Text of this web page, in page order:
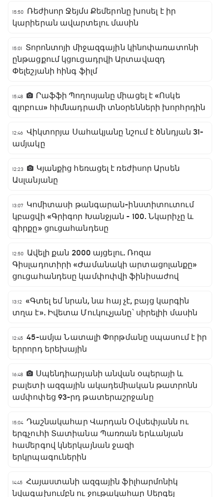
15:50
Ռեժիսոր Ջեյմս Քեմերոնը խոսել է իր
կարիերան ավարտելու մասին
15:01
Տորոնտոյի միջազգային կինոփառատոնի
ընթացքում կցուցադրվի Արտավազդ
Փելեշյանի հինգ ֆիլմ
15:48
Րաֆֆի Պողոսյանը միացել է «Ոսկե
գլոբուս» հիմնադրամի տնօրենների խորհրդին
12:46 Վիկտորյա Սահակյանը նշում է ծննդյան 31-
ամյակը
12:23
Կյանքից հեռացել է ռեժիսոր Արսեն
Ասլանյանը
13:07
Կոմիտասի թանգարան-ինստիտուտում
կբացվի «Գրիգոր Խանջյան - 100. Նկարիչը և
գիրքը» ցուցահանդեսը
12:50
Ավելի քան 2000 այցելու. Ռոզա
Գիսլադոտիրի «Ժամանակի արտացոլանքը»
ցուցահանդեսը կամփոփվի ֆինիսաժով
13:12
«Գտել եմ նրան, նա հայ չէ, բայց կարգին
տղա է». Իվետա Մուկուչյանը՝ սիրելիի մասին
12:45 45-ամյա Նատալի Փորթմանը սպասում է իր
երրորդ երեխային
16:48
Սպենդիարյանի անվան օպերայի և
բալետի ազգային ակադեմիական թատրոնն
ամփոփեց 93-րդ թատերաշրջանը
15:04 Դաշնակահար Վարդան Օվսեփյանն ու
երգչուհի Տատիանա Պառռան երևանյան
համերգով կներկայնան ջազի
երկրպագուներին
14:45 Հայաստանի ազգային ֆիլհարմոնիկ
նվագախումբն ու ջութակահար Սերգեյ